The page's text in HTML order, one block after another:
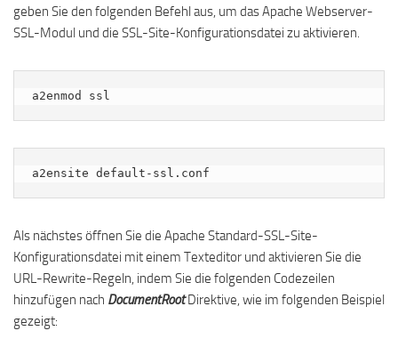
geben Sie den folgenden Befehl aus, um das Apache Webserver-
SSL-Modul und die SSL-Site-Konfigurationsdatei zu aktivieren.
a2enmod ssl
a2ensite default-ssl.conf
Als nächstes öffnen Sie die Apache Standard-SSL-Site-
Konfigurationsdatei mit einem Texteditor und aktivieren Sie die
URL-Rewrite-Regeln, indem Sie die folgenden Codezeilen
hinzufügen nach DocumentRootDirektive, wie im folgenden Beispiel
gezeigt: